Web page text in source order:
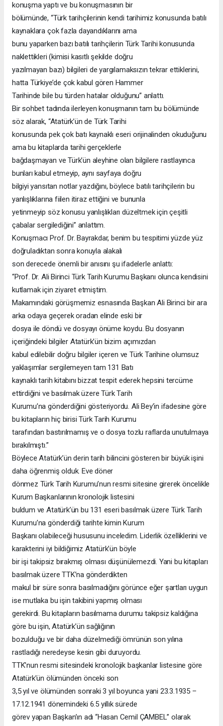
konuşma yaptı ve bu konuşmasının bir
bölümünde, “Türk tarihçilerinin kendi tarihimiz konusunda batılı
kaynaklara çok fazla dayandıklarını ama
bunu yaparken bazı batılı tarihçilerin Türk Tarihi konusunda
naklettikleri (kimisi kasıtlı şekilde doğru
yazılmayan bazı) bilgileri de yargılamaksızın tekrar ettiklerini,
hatta Türkiye’de çok kabul gören Hammer
Tarihinde bile bu türden hatalar olduğunu” anlattı.
Bir sohbet tadında ilerleyen konuşmanın tam bu bölümünde
söz alarak, “Atatürk’ün de Türk Tarihi
konusunda pek çok batı kaynaklı eseri orijinalinden okuduğunu
ama bu kitaplarda tarihi gerçeklerle
bağdaşmayan ve Türk’ün aleyhine olan bilgilere rastlayınca
bunları kabul etmeyip, aynı sayfaya doğru
bilgiyi yansıtan notlar yazdığını, böylece batılı tarihçilerin bu
yanlışlıklarına fiilen itiraz ettiğini ve bununla
yetinmeyip söz konusu yanlışlıkları düzeltmek için çeşitli
çabalar sergilediğini” anlattım.
Konuşmacı Prof. Dr. Bayrakdar, benim bu tespitimi yüzde yüz
doğruladıktan sonra konuyla alakalı
son derecede önemli bir anısını şu ifadelerle anlattı:
“Prof. Dr. Ali Birinci Türk Tarih Kurumu Başkanı olunca kendisini
kutlamak için ziyaret etmiştim.
Makamındaki görüşmemiz esnasında Başkan Ali Birinci bir ara
arka odaya geçerek oradan elinde eski bir
dosya ile döndü ve dosyayı önüme koydu. Bu dosyanın
içeriğindeki bilgiler Atatürk’ün bizim açımızdan
kabul edilebilir doğru bilgiler içeren ve Türk Tarihine olumsuz
yaklaşımlar sergilemeyen tam 131 Batı
kaynaklı tarih kitabını bizzat tespit ederek hepsini tercüme
ettirdiğini ve basılmak üzere Türk Tarih
Kurumu’na gönderdiğini gösteriyordu. Ali Bey’in ifadesine göre
bu kitapların hiç birisi Türk Tarih Kurumu
tarafından bastırılmamış ve o dosya tozlu raflarda unutulmaya
bırakılmıştı.”
Böylece Atatürk’ün derin tarih bilincini gösteren bir büyük işini
daha öğrenmiş olduk. Eve döner
dönmez Türk Tarih Kurumu’nun resmi sitesine girerek öncelikle
Kurum Başkanlarının kronolojik listesini
buldum ve Atatürk’ün bu 131 eseri basılmak üzere Türk Tarih
Kurumu’na gönderdiği tarihte kimin Kurum
Başkanı olabileceği hususunu inceledim. Liderlik özelliklerini ve
karakterini iyi bildiğimiz Atatürk’ün böyle
bir işi takipsiz bırakmış olması düşünülemezdi. Yani bu kitapları
basılmak üzere TTK’na gönderdikten
makul bir süre sonra basılmadığını görünce eğer şartları uygun
ise mutlaka bu işin takibini yapmış olması
gerekirdi. Bu kitapların basılmama durumu takipsiz kaldığına
göre bu işin, Atatürk’ün sağlığının
bozulduğu ve bir daha düzelmediği ömrünün son yılına
rastladığı neredeyse kesin gibi duruyordu.
TTK’nun resmi sitesindeki kronolojik başkanlar listesine göre
Atatürk’ün ölümünden önceki son
3,5 yıl ve ölümünden sonraki 3 yıl boyunca yani 23.3.1935 –
17.12.1941 dönemindeki 6.5 yıllık sürede
görev yapan Başkan’ın adı “Hasan Cemil ÇAMBEL” olarak